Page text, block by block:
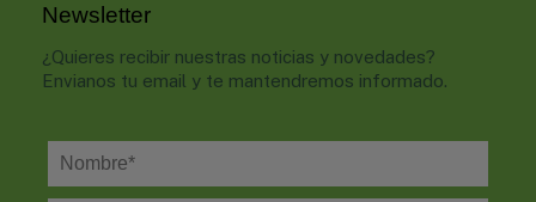
Newsletter
¿Quieres recibir nuestras noticias y novedades?
Envianos tu email y te mantendremos informado.